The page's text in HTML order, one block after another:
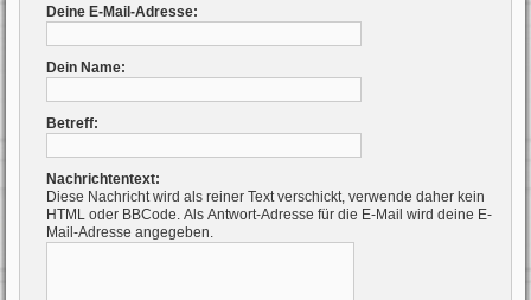
Deine E-Mail-Adresse:
Dein Name:
Betreff:
Nachrichtentext:
Diese Nachricht wird als reiner Text verschickt, verwende daher kein
HTML oder BBCode. Als Antwort-Adresse für die E-Mail wird deine E-
Mail-Adresse angegeben.